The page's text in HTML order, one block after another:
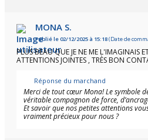
MONA S.
Publié le 02/12/2025 à 15:18(Date de
PLUS BEAU QUE JE NE ME L'IMAGINAIS
ATTENTIONS JOINTES , TRÈS BON
Réponse du marchand
Merci de tout cœur Mona! Le symbole
véritable compagnon de force,
Et savoir que nos petites attentions
vraiment précieux pour nous ?